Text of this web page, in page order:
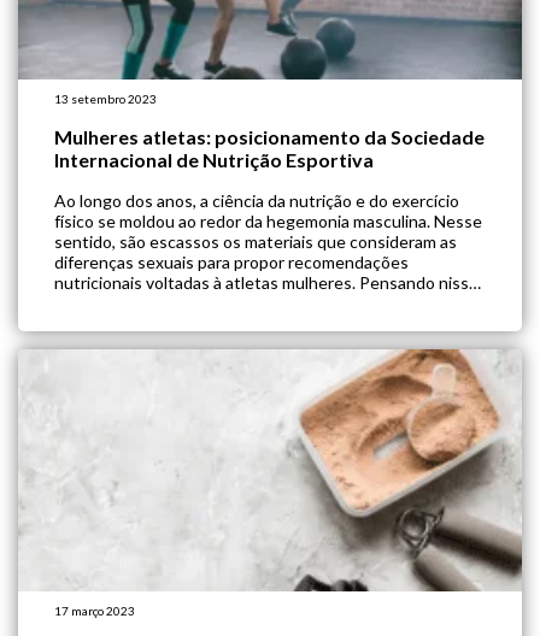
13 setembro 2023
Mulheres atletas: posicionamento da Sociedade
Internacional de Nutrição Esportiva
Ao longo dos anos, a ciência da nutrição e do exercício
físico se moldou ao redor da hegemonia masculina. Nesse
sentido, são escassos os materiais que consideram as
diferenças sexuais para propor recomendações
nutricionais voltadas à atletas mulheres. Pensando nisso,
17 março 2023